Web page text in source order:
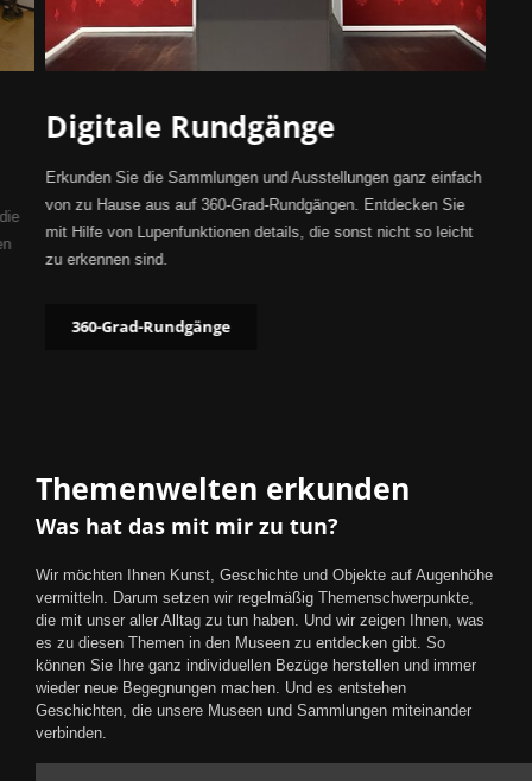
Digitale Rundgänge
Erkunden Sie die Sammlungen und Ausstellungen ganz einfach
von zu Hause aus auf 360-Grad-Rundgängen. Entdecken Sie
mit Hilfe von Lupenfunktionen details, die sonst nicht so leicht
zu erkennen sind.
360-Grad-Rundgänge
Themenwelten erkunden
Was hat das mit mir zu tun?
Wir möchten Ihnen Kunst, Geschichte und Objekte auf Augenhöhe
vermitteln. Darum setzen wir regelmäßig Themenschwerpunkte,
die mit unser aller Alltag zu tun haben. Und wir zeigen Ihnen, was
es zu diesen Themen in den Museen zu entdecken gibt. So
können Sie Ihre ganz individuellen Bezüge herstellen und immer
wieder neue Begegnungen machen. Und es entstehen
Geschichten, die unsere Museen und Sammlungen miteinander
verbinden.